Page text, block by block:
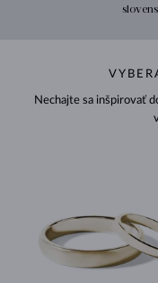
Nechajte sa inšpirovať